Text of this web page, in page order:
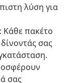
λύση για
: Κάθε πακέτο
σας
σας